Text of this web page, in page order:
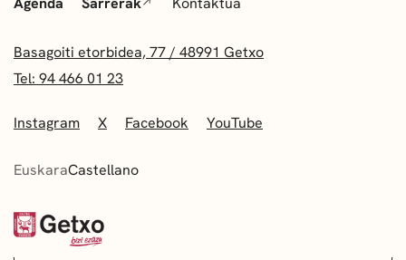
Basagoiti etorbidea, 77 / 48991 Getxo
Tel: 94 466 01 23
Instagram X Facebook YouTube
EuskaraCastellano